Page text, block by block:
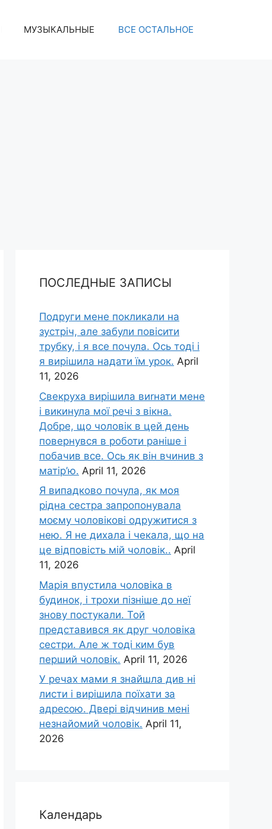
МУЗЫКАЛЬНЫЕ ВСЕ ОСТАЛЬНОЕ
ПОСЛЕДНЫЕ ЗАПИСЫ
Подруги мене покликали на
зустріч, але забули повісити
трубку, і я все почула. Ось тоді і
я вирішила надати їм урок. April
11, 2026
Свекруха вирішила виrнати мене
і викинула мої речі з вікна.
Добре, що чоловік в цей день
повернувся в роботи раніше і
побачив все. Ось як він вчинив з
матір’ю. April 11, 2026
Я випадково почула, як моя
рідна сестра запропонувала
моєму чоловікові одружитися з
нею. Я не дихала і чекала, що на
це відповість мій чоловік.. April
11, 2026
Марія впустила чоловіка в
будинок, і трохи пізніше до неї
знову постукали. Той
представився як друг чоловіка
сестри. Але ж тоді ким був
перший чоловік. April 11, 2026
У речах мами я знайшла див ні
листи і вирішила поїхати за
адресою. Двері відчинив мені
незнайомий чоловік. April 11,
2026
Календарь